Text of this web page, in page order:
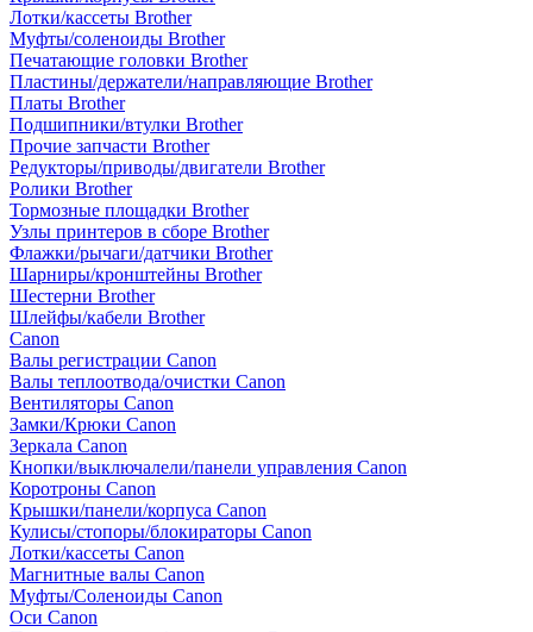
Лотки/кассеты Brother
Муфты/соленоиды Brother
Печатающие головки Brother
Пластины/держатели/направляющие Brother
Платы Brother
Подшипники/втулки Brother
Прочие запчасти Brother
Редукторы/приводы/двигатели Brother
Ролики Brother
Тормозные площадки Brother
Узлы принтеров в сборе Brother
Флажки/рычаги/датчики Brother
Шарниры/кронштейны Brother
Шестерни Brother
Шлейфы/кабели Brother
Canon
Валы регистрации Canon
Валы теплоотвода/очистки Canon
Вентиляторы Canon
Замки/Крюки Canon
Зеркала Canon
Кнопки/выключалели/панели управления Canon
Коротроны Canon
Крышки/панели/корпуса Canon
Кулисы/стопоры/блокираторы Canon
Лотки/кассеты Canon
Магнитные валы Canon
Муфты/Соленоиды Canon
Оси Canon